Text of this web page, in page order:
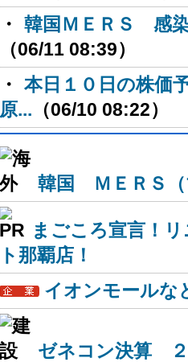
・ 韓国ＭＥＲＳ 感
（06/11 08:39）
・ 本日１０日の株
原... （06/10 08:22）
韓国 ＭＥＲＳ（
まごころ宣言！
ト那覇店！
イオンモールな
ゼネコン決算